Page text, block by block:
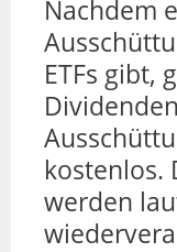
Nachdem
ETFs gibt,
kostenlos.
werden